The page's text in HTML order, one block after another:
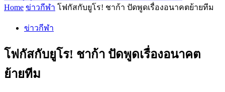
Home ข่าวกีฬา โฟกัสกับยูโร! ชาก้า ปัดพูดเรื่องอนาคตย้ายทีม
ข่าวกีฬา
โฟกัสกับยูโร! ชาก้า ปัดพูดเรื่องอนาคต
ย้ายทีม